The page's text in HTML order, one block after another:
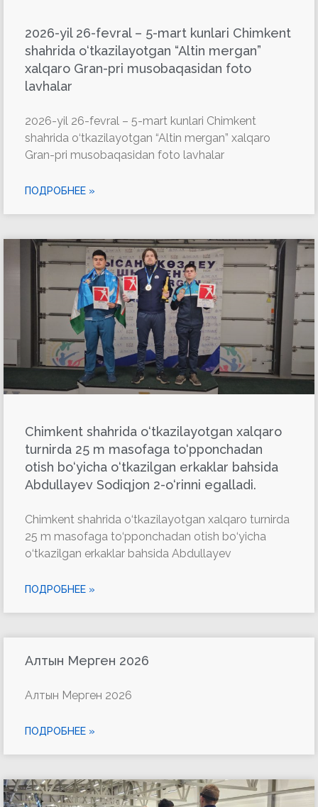
2026-yil 26-fevral – 5-mart kunlari Chimkent
shahrida o‘tkazilayotgan “Altin mergan”
xalqaro Gran-pri musobaqasidan foto
lavhalar
2026-yil 26-fevral – 5-mart kunlari Chimkent
shahrida o‘tkazilayotgan “Altin mergan” xalqaro
Gran-pri musobaqasidan foto lavhalar
ПОДРОБНЕЕ »
Chimkent shahrida o‘tkazilayotgan xalqaro
turnirda 25 m masofaga to‘pponchadan
otish bo‘yicha o‘tkazilgan erkaklar bahsida
Abdullayev Sodiqjon 2-o‘rinni egalladi.
Chimkent shahrida o‘tkazilayotgan xalqaro turnirda
25 m masofaga to‘pponchadan otish bo‘yicha
o‘tkazilgan erkaklar bahsida Abdullayev
ПОДРОБНЕЕ »
Алтын Мерген 2026
Алтын Мерген 2026
ПОДРОБНЕЕ »